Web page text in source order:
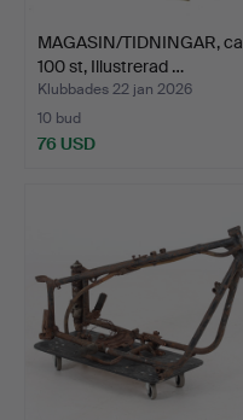
MAGASIN/TIDNINGAR, ca
100 st, Illustrerad …
Klubbades 22 jan 2026
10 bud
76 USD